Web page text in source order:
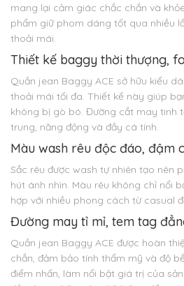
mang lại cảm giác chắc chắn và
phẩm giữ phom dáng tốt qua nhiều
thoải mái.
Thiết kế baggy thời thượng,
Quần jean Baggy ACE sở hữu kiểu
thoải mái tối đa. Thiết kế này giúp
không bị gò bó. Đường cắt may tinh
trung, năng động và đầy cá tính.
Màu wash rêu độc đáo, đậm
Sắc rêu được wash tự nhiên tạo nên
hút ánh nhìn. Màu rêu không chỉ nổi
hợp với nhiều phong cách từ casual
Đường may tỉ mỉ, tem tag
Quần jean Baggy ACE được hoàn
chắn, đảm bảo tính thẩm mỹ và độ
điểm nhấn, làm nổi bật giá trị của